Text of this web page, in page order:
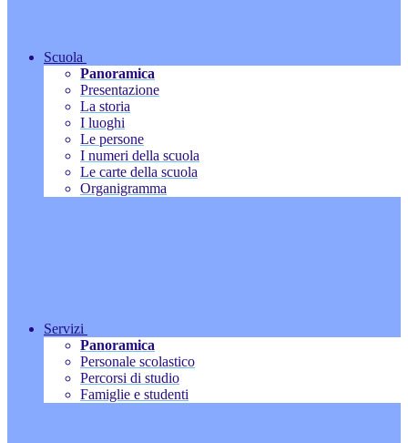
Scuola
Panoramica
Presentazione
La storia
I luoghi
Le persone
I numeri della scuola
Le carte della scuola
Organigramma
Servizi
Panoramica
Personale scolastico
Percorsi di studio
Famiglie e studenti